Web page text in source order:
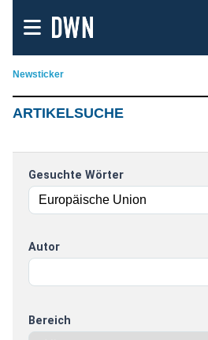
Newsticker
ARTIKELSUCHE
Gesuchte Wörter
Autor
Bereich